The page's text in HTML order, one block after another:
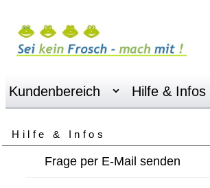
Kundenbereich Hilfe & Infos
Hilfe & Infos
Frage per E-Mail senden